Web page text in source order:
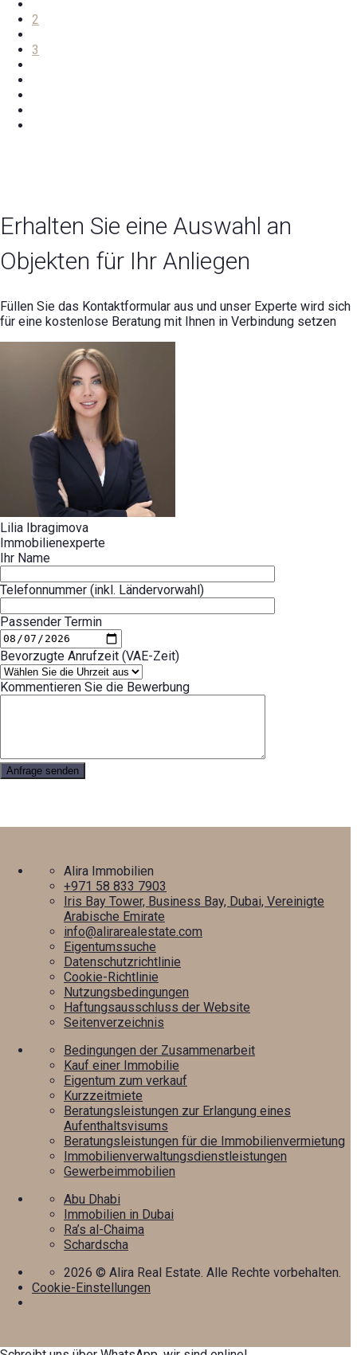
2
3
Erhalten Sie eine Auswahl an
Objekten für Ihr Anliegen
Füllen Sie das Kontaktformular aus und unser Experte wird sich
für eine kostenlose Beratung mit Ihnen in Verbindung setzen
Lilia Ibragimova
Immobilienexperte
Ihr Name
Telefonnummer (inkl. Ländervorwahl)
Passender Termin
Bevorzugte Anrufzeit (VAE-Zeit)
Kommentieren Sie die Bewerbung
Alira Immobilien
+971 58 833 7903
Iris Bay Tower, Business Bay, Dubai, Vereinigte
Arabische Emirate
info@alirarealestate.com
Eigentumssuche
Datenschutzrichtlinie
Cookie-Richtlinie
Nutzungsbedingungen
Haftungsausschluss der Website
Seitenverzeichnis
Bedingungen der Zusammenarbeit
Kauf einer Immobilie
Eigentum zum verkauf
Kurzzeitmiete
Beratungsleistungen zur Erlangung eines
Aufenthaltsvisums
Beratungsleistungen für die Immobilienvermietung
Immobilienverwaltungsdienstleistungen
Gewerbeimmobilien
Abu Dhabi
Immobilien in Dubai
Ra’s al-Chaima
Schardscha
2026 © Alira Real Estate. Alle Rechte vorbehalten.
Cookie-Einstellungen